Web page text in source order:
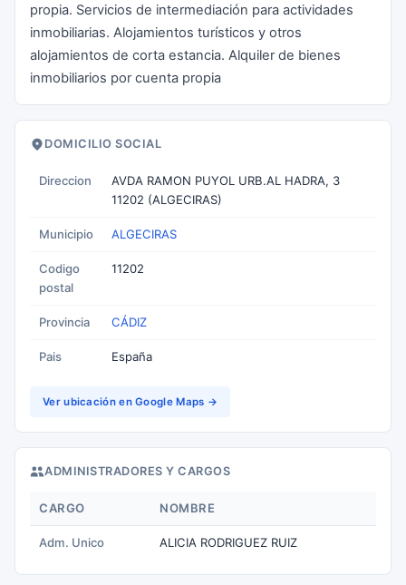
propia. Servicios de intermediación para actividades
inmobiliarias. Alojamientos turísticos y otros
alojamientos de corta estancia. Alquiler de bienes
inmobiliarios por cuenta propia
DOMICILIO SOCIAL
Direccion
AVDA RAMON PUYOL URB.AL HADRA, 3
11202 (ALGECIRAS)
Municipio ALGECIRAS
Codigo
postal
11202
Provincia CÁDIZ
Pais España
Ver ubicación en Google Maps →
ADMINISTRADORES Y CARGOS
CARGO NOMBRE
Adm. Unico ALICIA RODRIGUEZ RUIZ